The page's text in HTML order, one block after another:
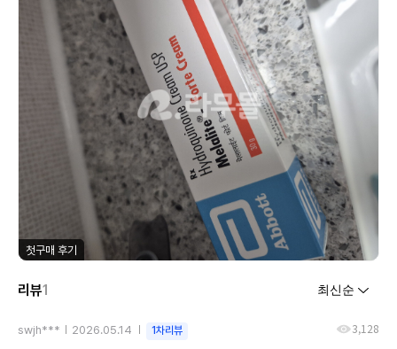
첫구매 후기
리뷰1
swjh*** 2026.05.14 1차리뷰 3,128